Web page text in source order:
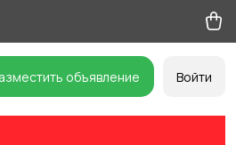
объявление Войти